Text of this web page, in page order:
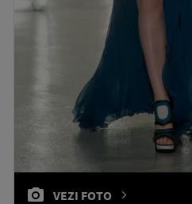
VEZI FOTO